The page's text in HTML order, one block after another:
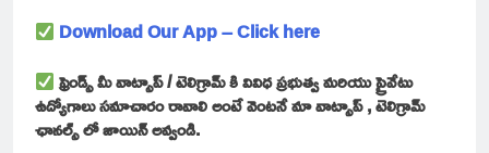
Download Our App – Click here
ఫ్రెండ్స్ మీ వాట్సాప్ / టెలిగ్రామ్ కి వివిధ ప్రభుత్వ మరియు ప్రైవేటు
ఉద్యోగాలు సమాచారం రావాలి అంటే వెంటనే మా వాట్సాప్ , టెలిగ్రామ్
ఛానల్స్ లో జాయిన్ అవ్వండి.